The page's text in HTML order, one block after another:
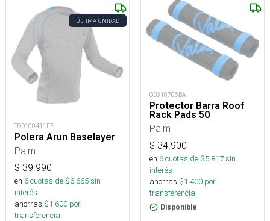
ÚLTIMA UNIDAD
TOD100411FE
Polera Arun Baselayer
Palm
$ 39.990
en 6cuotas de $6.665sin
interés
ahorras $1.600 por
transferencia.
OD310706BA
Protector Barra Roof
Rack Pads 50
Palm
$ 34.900
en 6cuotas de $5.817sin
interés
ahorras $1.400 por
transferencia.
Disponible